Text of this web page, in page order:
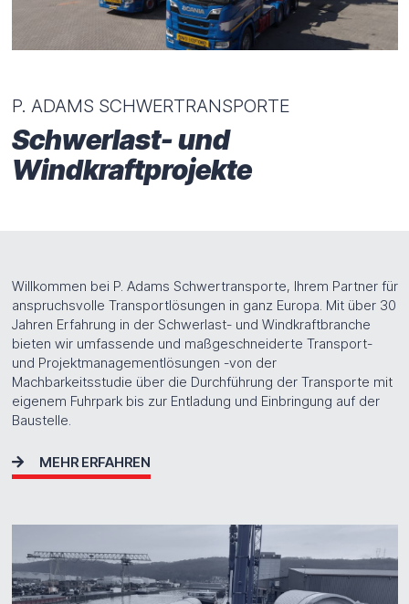
DEUTSCH FRANÇAIS ENGLISH
Brückenüberfahrsystem
Montage
Windkraft Energie
Bauwirtschaft
Petrochemie
P. ADAMS SCHWERTRANSPORTE
Schwerlast- und
Windkraftprojekte
Willkommen bei P. Adams Schwertransporte, Ihrem Partner für
anspruchsvolle Transportlösungen in ganz Europa. Mit über 30
Jahren Erfahrung in der Schwerlast- und Windkraftbranche
bieten wir umfassende und maßgeschneiderte Transport-
und Projektmanagementlösungen -von der
Machbarkeitsstudie über die Durchführung der Transporte mit
eigenem Fuhrpark bis zur Entladung und Einbringung auf der
Baustelle.
MEHR ERFAHREN